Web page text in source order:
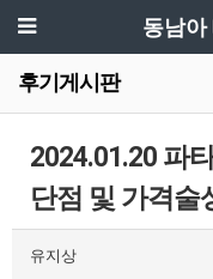
동남아
후기게시판
2024.01.20 파
단점 및 가격술
유지상